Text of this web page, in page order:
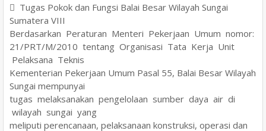
 Tugas Pokok dan Fungsi Balai Besar Wilayah Sungai
Sumatera VIII
Berdasarkan Peraturan Menteri Pekerjaan Umum nomor:
21/PRT/M/2010 tentang Organisasi Tata Kerja Unit
Pelaksana Teknis
Kementerian Pekerjaan Umum Pasal 55, Balai Besar Wilayah
Sungai mempunyai
tugas melaksanakan pengelolaan sumber daya air di
wilayah sungai yang
meliputi perencanaan, pelaksanaan konstruksi, operasi dan